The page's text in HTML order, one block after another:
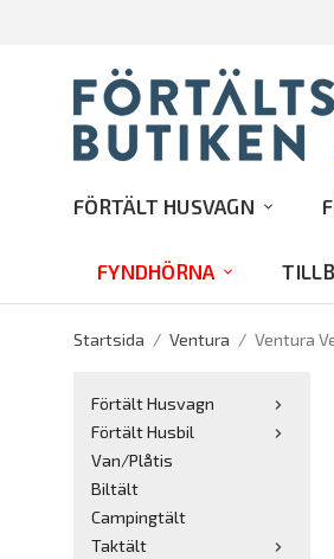
FÖRTÄLT HUSVAGN
FYNDHÖRNA
Startsida / Ventura / Ventura
Förtält Husvagn
Förtält Husbil
Van/Plåtis
Biltält
Campingtält
Taktält